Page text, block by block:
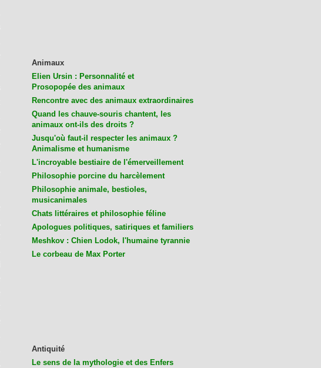
Animaux
Elien Ursin : Personnalité et
Prosopopée des animaux
Rencontre avec des animaux extraordinaires
Quand les chauve-souris chantent, les
animaux ont-ils des droits ?
Jusqu'où faut-il respecter les animaux ?
Animalisme et humanisme
L'incroyable bestiaire de l'émerveillement
Philosophie porcine du harcèlement
Philosophie animale, bestioles,
musicanimales
Chats littéraires et philosophie féline
Apologues politiques, satiriques et familiers
Meshkov : Chien Lodok, l'humaine tyrannie
Le corbeau de Max Porter
Antiquité
Le sens de la mythologie et des Enfers